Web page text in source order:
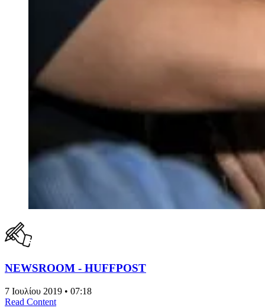
NEWSROOM - HUFFPOST
7 Ιουλίου 2019 • 07:18
Read Content